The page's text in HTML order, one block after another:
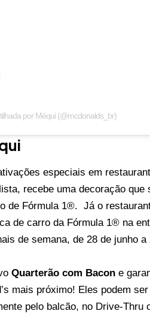
por Méqui (@mcdonalds_br)
especiais em
recebe uma decoração
de Fórmula 1®. Já o
de carro da Fórmula 1® na
de semana, de 28 de junho
Quarterão com Bacon e
mais próximo! Eles podem
pelo balcão, no Drive-Thru